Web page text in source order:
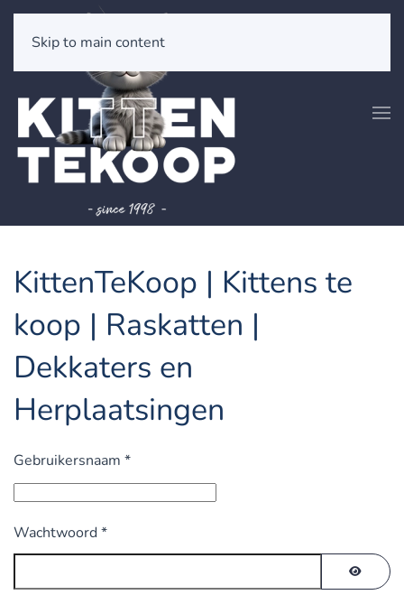
Skip to main content
KittenTeKoop | Kittens te
koop | Raskatten |
Dekkaters en
Herplaatsingen
Gebruikersnaam *
Wachtwoord *